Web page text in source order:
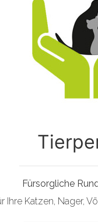
Fürsorgliche
Ihre Katzen, Nager,